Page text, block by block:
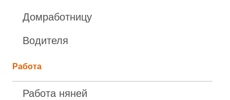
Домработницу
Водителя
Работа
Работа няней